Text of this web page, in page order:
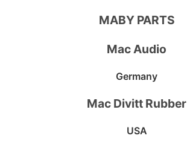
MABY PARTS
Mac Audio
Germany
Mac Divitt Rubber
USA